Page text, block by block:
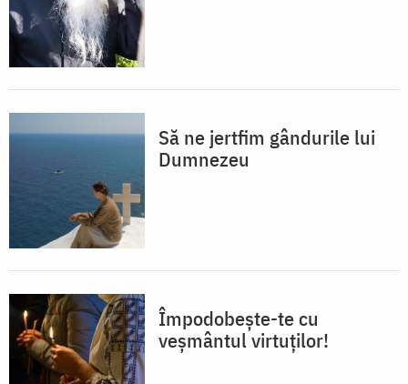
Să ne jertfim gândurile lui
Dumnezeu
Împodobește-te cu
veșmântul virtuților!